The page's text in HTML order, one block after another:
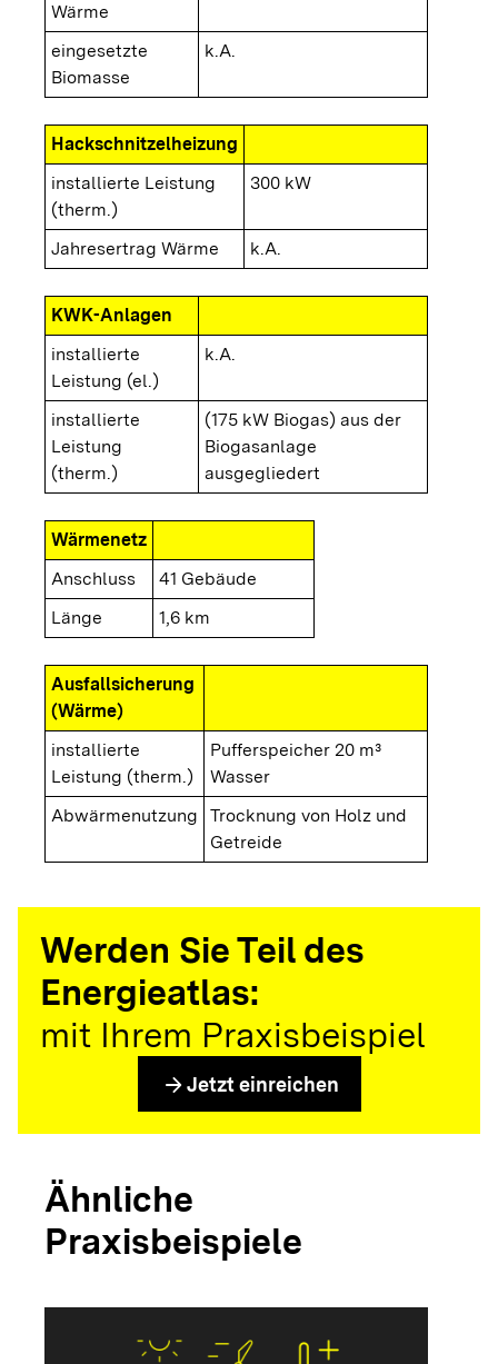
Wärme
eingesetzte
Biomasse
k.A.
Hackschnitzelheizung
installierte Leistung
(therm.)
300 kW
Jahresertrag Wärme k.A.
KWK-Anlagen
installierte
Leistung (el.)
k.A.
installierte
Leistung
(therm.)
(175 kW Biogas) aus der
Biogasanlage
ausgegliedert
Wärmenetz
Anschluss
41 Gebäude
Länge
1,6 km
Ausfallsicherung
(Wärme)
installierte
Leistung (therm.)
Pufferspeicher 20 m³
Wasser
Abwärmenutzung
Trocknung von Holz und
Getreide
Werden Sie Teil des
Energieatlas:
mit Ihrem Praxisbeispiel
arrow_forward Jetzt einreichen
Ähnliche
Praxisbeispiele